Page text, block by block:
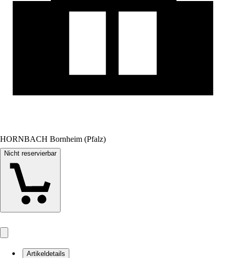
HORNBACH Bornheim (Pfalz)
Nicht reservierbar
Artikeldetails